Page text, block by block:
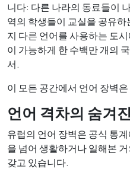
니다: 다른 나라의 동료들이
역의 학생들이 교실을 공유
지 다른 언어를 사용하는 도
이 가능하게 한 수백만 개의
서.
이 모든 공간에서 언어 장벽
언어 격차의 숨겨
유럽의 언어 장벽은 공식 통
을 넘어 생활하거나 일해본
갖고 있습니다.